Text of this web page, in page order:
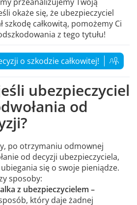
okaże się, że ubezpieczyciel
szkodę całkowitą, pomożemy Ci
z tego tytułu!
o szkodzie całkowitej!
ubezpieczyciel
od
po otrzymaniu odmownej
od decyzji ubezpieczyciela,
się o swoje pieniądze.
sposoby:
z ubezpieczycielem –
który daje żadnej